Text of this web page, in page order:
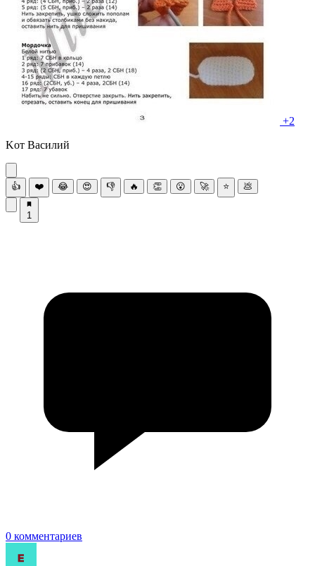
+2
Κот Βaсилий
👍 ❤️ 😂 😍 👎 🔥 👏 😮 🚀 ⭐ 💩
1
0 комментариев